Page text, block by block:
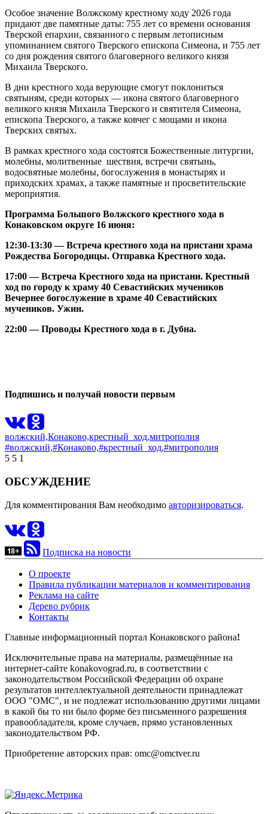
Особое значение Волжскому крестному ходу 2026 года
придают две памятные даты: 755 лет со времени основания
Тверской епархии, связанного с первым летописным
упоминанием святого Тверского епископа Симеона, и 755 лет
со дня рождения святого благоверного великого князя
Михаила Тверского.
В дни крестного хода верующие смогут поклониться
святыням, среди которых — икона святого благоверного
великого князя Михаила Тверского и святителя Симеона,
епископа Тверского, а также ковчег с мощами и икона
Тверских святых.
В рамках крестного хода состоятся Божественные литургии,
молебны, молитвенные шествия, встречи святынь,
водосвятные молебны, богослужения в монастырях и
приходских храмах, а также памятные и просветительские
мероприятия.
Программа Большого Волжского крестного хода в
Конаковском округе 16 июня:
12:30-13:30 — Встреча крестного хода на пристани храма
Рождества Богородицы. Отправка Крестного хода.
17:00 — Встреча Крестного хода на пристани. Крестный
ход по городу к храму 40 Севастийских мучеников
Вечернее богослужение в храме 40 Севастийских
мучеников. Ужин.
22:00 — Проводы Крестного хода в г. Дубна.
Подпишись и получай новости первым
волжский,Конаково,крестный_ход,митрополия
#волжский,#Конаково,#крестный_ход,#митрополия
5 5 1
ОБСУЖДЕНИЕ
Для комментирования Вам необходимо авторизироваться.
Подписка на новости
О проекте
Правила публикации материалов и комментирования
Реклама на сайте
Дерево рубрик
Контакты
Главные информационный портал Конаковского района!
Исключительные права на материалы, размещённые на
интернет-сайте konakovograd.ru, в соответствии с
законодательством Российской Федерации об охране
результатов интеллектуальной деятельности принадлежат
ООО "ОМС", и не подлежат использованию другими лицами
в какой бы то ни было форме без письменного разрешения
правообладателя, кроме случаев, прямо установленных
законодательством РФ.
Приобретение авторских прав: omc@omctver.ru